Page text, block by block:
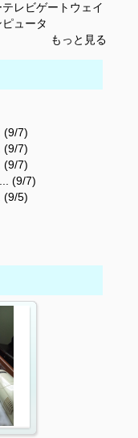
レビゲートウェイ
ュータ
もっと見る
(9/7)
(9/7)
(9/7)
(9/7)
(9/5)